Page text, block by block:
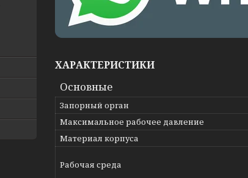
ХАРАКТЕРИСТИКИ
Основные
Запорный орган
Максимальное рабочее давление
Материал корпуса
Рабочая среда